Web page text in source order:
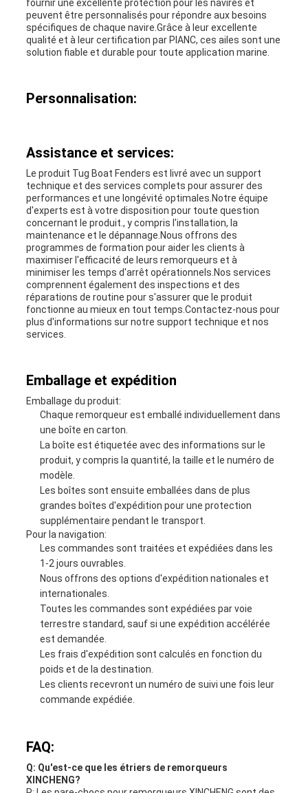
fournir une excellente protection pour les navires et
peuvent être personnalisés pour répondre aux besoins
spécifiques de chaque navire.Grâce à leur excellente
qualité et à leur certification par PIANC, ces ailes sont une
solution fiable et durable pour toute application marine.
Personnalisation:
Assistance et services:
Le produit Tug Boat Fenders est livré avec un support
technique et des services complets pour assurer des
performances et une longévité optimales.Notre équipe
d'experts est à votre disposition pour toute question
concernant le produit., y compris l'installation, la
maintenance et le dépannage.Nous offrons des
programmes de formation pour aider les clients à
maximiser l'efficacité de leurs remorqueurs et à
minimiser les temps d'arrêt opérationnels.Nos services
comprennent également des inspections et des
réparations de routine pour s'assurer que le produit
fonctionne au mieux en tout temps.Contactez-nous pour
plus d'informations sur notre support technique et nos
services.
Emballage et expédition
Emballage du produit:
Chaque remorqueur est emballé individuellement dans
une boîte en carton.
La boîte est étiquetée avec des informations sur le
produit, y compris la quantité, la taille et le numéro de
modèle.
Les boîtes sont ensuite emballées dans de plus
grandes boîtes d'expédition pour une protection
supplémentaire pendant le transport.
Pour la navigation:
Les commandes sont traitées et expédiées dans les
1-2 jours ouvrables.
Nous offrons des options d'expédition nationales et
internationales.
Toutes les commandes sont expédiées par voie
terrestre standard, sauf si une expédition accélérée
est demandée.
Les frais d'expédition sont calculés en fonction du
poids et de la destination.
Les clients recevront un numéro de suivi une fois leur
commande expédiée.
FAQ:
Q: Qu'est-ce que les étriers de remorqueurs
XINCHENG?